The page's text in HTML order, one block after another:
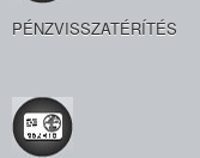
PÉNZVISSZATÉRÍTÉS